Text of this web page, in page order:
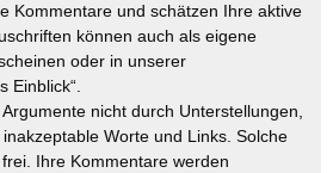
Kommentare und schätzen Ihre aktive
können auch als eigene
oder in unserer
Einblick“.
nicht durch Unterstellungen,
Worte und Links. Solche
Ihre Kommentare werden